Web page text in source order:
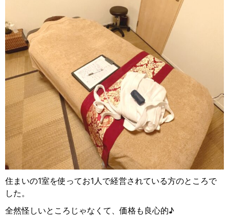
住まいの1室を使ってお1 人で経営されている方のところで
した。
全然怪しいところじゃなくて、価格も良心的♪